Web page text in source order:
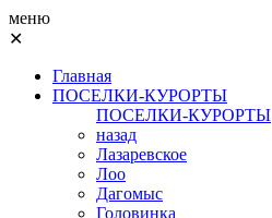
меню
✕
Главная
ПОСЕЛКИ-КУРОРТЫ
ПОСЕЛКИ-КУРОРТЫ
назад
Лазаревское
Лоо
Дагомыс
Головинка